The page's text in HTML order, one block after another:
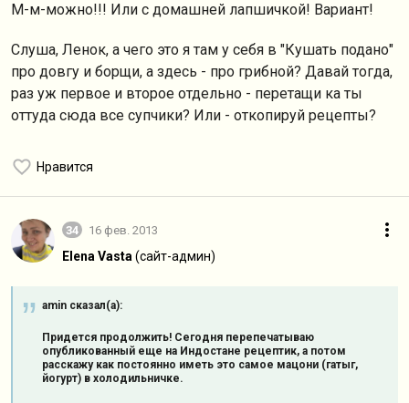
М-м-можно!!! Или с домашней лапшичкой! Вариант!
Слуша, Ленок, а чего это я там у себя в "Кушать подано"
про довгу и борщи, а здесь - про грибной? Давай тогда,
раз уж первое и второе отдельно - перетащи ка ты
оттуда сюда все супчики? Или - откопируй рецепты?
Нравится
34 16 фев. 2013
Elena Vasta (сайт-админ)
amin сказал(а):
Придется продолжить! Сегодня перепечатываю
опубликованный еще на Индостане рецептик, а потом
расскажу как постоянно иметь это самое мацони (гатыг,
йогурт) в холодильничке.